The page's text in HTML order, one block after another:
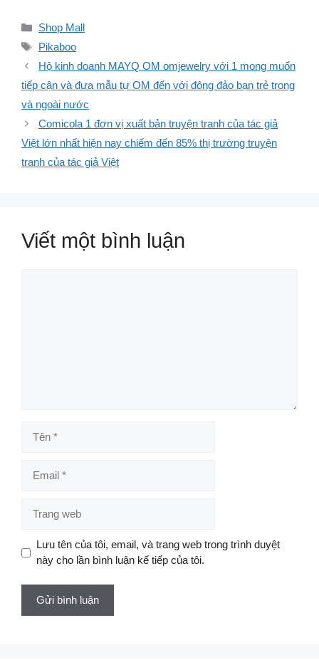
Danh
mục
Shop Mall
Thẻ
Pikaboo
Hộ kinh doanh MAYQ OM omjewelry với 1 mong muốn
tiếp cận và đưa mẫu tự OM đến với đông đảo bạn trẻ trong
và ngoài nước
Comicola 1 đơn vị xuất bản truyện tranh của tác giả
Việt lớn nhất hiện nay chiếm đến 85% thị trường truyện
tranh của tác giả Việt
Viết một bình luận
web
Lưu tên của tôi, email, và trang web trong trình duyệt
này cho lần bình luận kế tiếp của tôi.